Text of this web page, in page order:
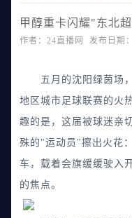
甲醇重卡闪耀"东北
作者：24直播网 发布日期
五月的沈阳绿茵场
地区城市足球联赛的火
趣的是，这届被球迷亲
殊的"运动员"擦出火花
车，载着会旗缓缓驶入
的焦点。